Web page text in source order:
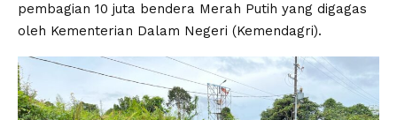
pembagian 10 juta bendera Merah Putih yang digagas
oleh Kementerian Dalam Negeri (Kemendagri).